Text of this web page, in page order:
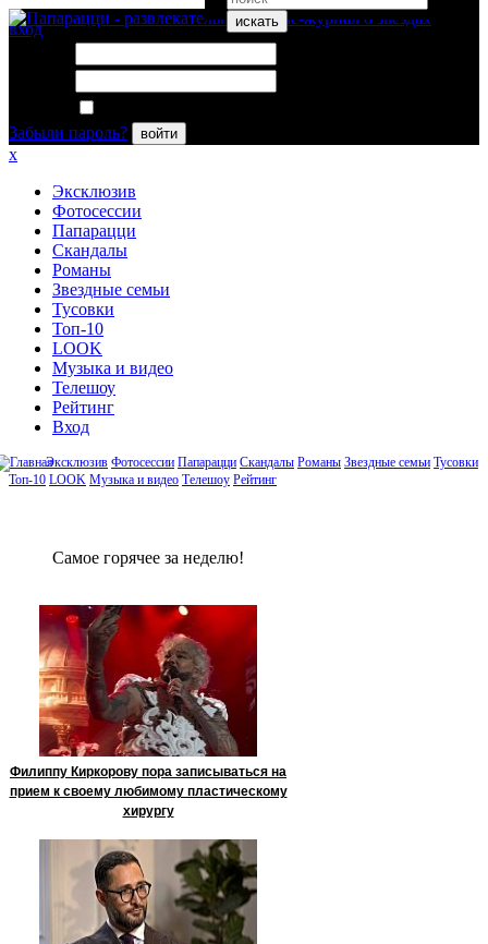
искать
вход
Забыли пароль?
войти
x
Эксклюзив
Фотосессии
Папарацци
Скандалы
Романы
Звездные семьи
Тусовки
Топ-10
LOOK
Музыка и видео
Телешоу
Рейтинг
Вход
Эксклюзив Фотосессии Папарацци Скандалы Романы Звездные семьи Тусовки
Топ-10 LOOK Музыка и видео Телешоу Рейтинг
Сaмое гoрячее за неделю!
Филиппу Киркорову пора записываться на
прием к своему любимому пластическому
хирургу